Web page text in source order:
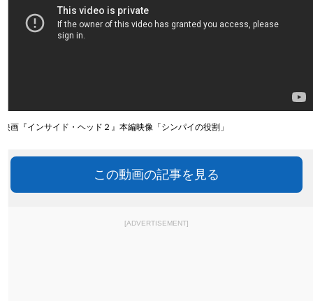
映画『インサイド・ヘッド２』本編映像「シンパイの役割」
この動画の記事を見る
[ADVERTISEMENT]